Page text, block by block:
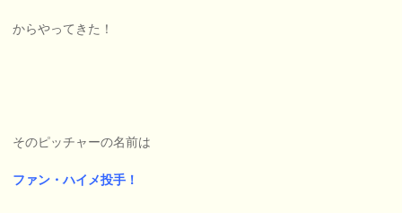
からやってきた！
そのピッチャーの名前は
ファン・ハイメ投手！